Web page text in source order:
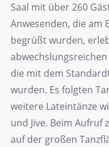
Saal mit über 260
Anwesenden, die am
begrüßt wurden,
die mit dem
wurden. Es folgten
weitere Lateintänze
und Jive. Beim Aufruf
auf der großen